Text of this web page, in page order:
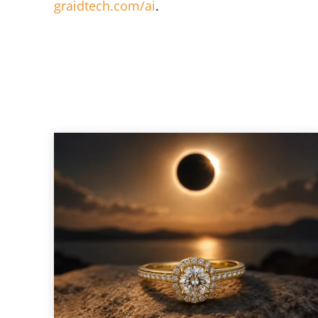
graidtech.com/ai.